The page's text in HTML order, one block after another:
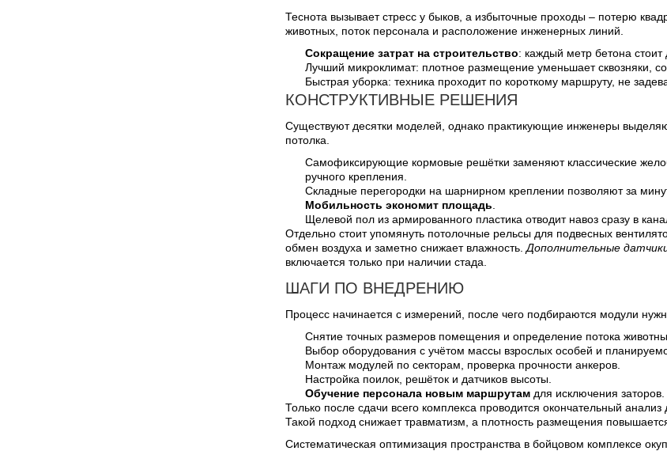
Теснота вызывает стресс у быков, а избыточные проходы – потерю
животных, поток персонала и расположение инженерных линий.
Сокращение затрат на строительство: каждый метр бетона
Лучший микроклимат: плотное размещение уменьшает сквозняки,
Быстрая уборка: техника проходит по короткому маршруту, не
КОНСТРУКТИВНЫЕ РЕШЕНИЯ
Существуют десятки моделей, однако практикующие инженеры
потолка.
Самофиксирующие кормовые решётки заменяют классические
ручного крепления.
Складные перегородки на шарнирном креплении позволяют за
Мобильность экономит площадь
Щелевой пол из армированного пластика отводит навоз сразу в
Отдельно стоит упомянуть потолочные рельсы для подвесных
обмен воздуха и заметно снижает влажность. Дополнительные
включается только при наличии стада.
ШАГИ ПО ВНЕДРЕНИЮ
Процесс начинается с измерений, после чего подбираются модули
Снятие точных размеров помещения и определение потока
Выбор оборудования с учётом массы взрослых особей и
Монтаж модулей по секторам, проверка прочности анкеров.
Настройка поилок, решёток и датчиков высоты.
Обучение персонала новым маршрутам для исключения заторов.
Только после сдачи всего комплекса проводится окончательный
Такой подход снижает травматизм, а плотность размещения
Систематическая оптимизация пространства в бойцовом комплексе